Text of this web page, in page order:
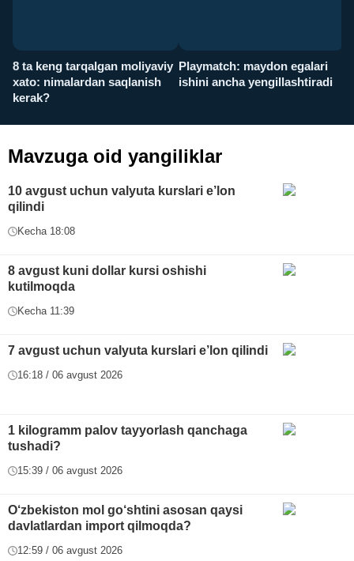
8 ta keng tarqalgan moliyaviy
xato: nimalardan saqlanish
kerak?
Playmatch: maydon egalari
ishini ancha yengillashtiradi
Mavzuga oid yangiliklar
10 avgust uchun valyuta kurslari e’lon
qilindi
Kecha 18:08
8 avgust kuni dollar kursi oshishi
kutilmoqda
Kecha 11:39
7 avgust uchun valyuta kurslari e’lon qilindi
16:18 / 06 avgust 2026
1 kilogramm palov tayyorlash qanchaga
tushadi?
15:39 / 06 avgust 2026
O‘zbekiston mol go‘shtini asosan qaysi
davlatlardan import qilmoqda?
12:59 / 06 avgust 2026